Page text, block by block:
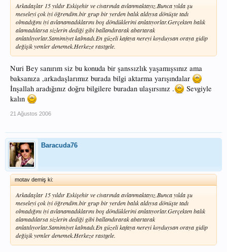
Arkadaşlar 15 yıldır Eskişehir ve civarında avlanmaktayız.Bunca yılda şu
meseleyi çok iyi öğrendim.bir grup bir yerden balık aldıysa dönüşte tadı
olmadığını iyi avlanamadıklarını boş döndüklerini anlatıyorlar.Gerçekten balık
alamadılarsa sizlerin dediği gibi ballandırarak abartarak
anlatılıyorlar.Samimiyet kalmadı.En güzeli kafaya nereyi koyduysan oraya gidip
değişik yemler denemek.Herkeze rastgele.
Nuri Bey sanırım siz bu konuda bir şanssızlık yaşamışsınız ama
baksanıza ,arkadaşlarımız burada bilgi aktarma yarışındalar
İnşallah aradığınız doğru bilgilere buradan ulaşırsınız .
Sevgiyle
kalın
21 Ağustos 2006
Baracuda76
motav demiş ki:
Arkadaşlar 15 yıldır Eskişehir ve civarında avlanmaktayız.Bunca yılda şu
meseleyi çok iyi öğrendim.bir grup bir yerden balık aldıysa dönüşte tadı
olmadığını iyi avlanamadıklarını boş döndüklerini anlatıyorlar.Gerçekten balık
alamadılarsa sizlerin dediği gibi ballandırarak abartarak
anlatılıyorlar.Samimiyet kalmadı.En güzeli kafaya nereyi koyduysan oraya gidip
değişik yemler denemek.Herkeze rastgele.